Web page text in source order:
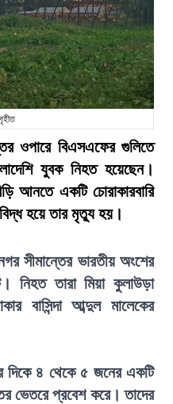
ওপারে বিএসএফের গুলিতে
যুবক নিহত হয়েছেন।
আনতে একটি চোরাকারবারি
হয়ে তার মৃত্যু হয়।
সীমান্তের ভারতীয় অংশের
নিহত তারা মিয়া কুলাউড়া
বাসিন্দা আব্দুল মালেকের
দিকে ৪ থেকে ৫ জনের একটি
ভেতরে প্রবেশ করে। তাদের